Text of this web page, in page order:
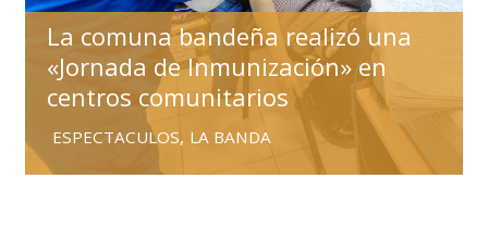
La comuna bandeña realizó una
«Jornada de Inmunización» en
centros comunitarios
ESPECTACULOS, LA BANDA